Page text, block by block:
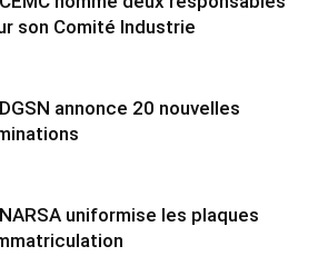
son Comité Industrie
annonce 20 nouvelles
uniformise les plaques